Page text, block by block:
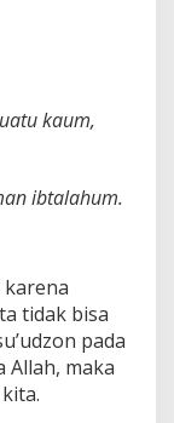
kaum,
ibtalahum.
tidak bisa
pada
Allah, maka